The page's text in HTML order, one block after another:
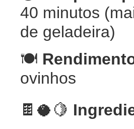
40 minutos
de geladeira)
🍽️
ovinhos
🍫🥥🍋